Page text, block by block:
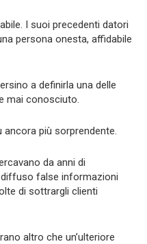
I suoi precedenti datori
persona onesta, affidabile
a definirla una delle
mai conosciuto.
ancora più sorprendente.
da anni di
diffuso false informazioni
di sottrargli clienti
altro che un’ulteriore